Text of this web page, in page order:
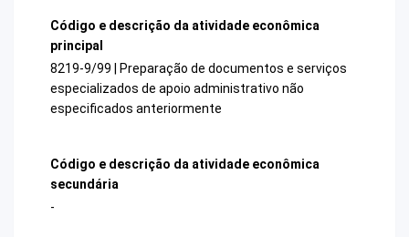
Código e descrição da atividade econômica
principal
8219-9/99 | Preparação de documentos e serviços
especializados de apoio administrativo não
especificados anteriormente
Código e descrição da atividade econômica
secundária
-